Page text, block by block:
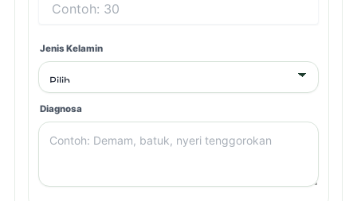
Jenis Kelamin
Diagnosa